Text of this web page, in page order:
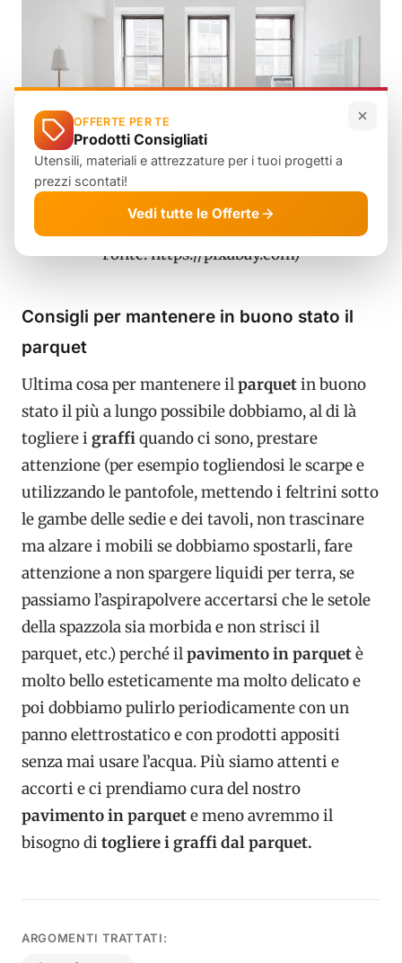
Fonte: https://pixabay.com)
Consigli per mantenere in buono stato il
parquet
Ultima cosa per mantenere ilparquetin buono
stato il più a lungo possibile dobbiamo, al di là
togliere i graffiquando ci sono, prestare
attenzione (per esempio togliendosi le scarpe e
utilizzando le pantofole, mettendo i feltrini sotto
le gambe delle sedie e dei tavoli, non trascinare
ma alzare i mobili se dobbiamo spostarli, fare
attenzione a non spargere liquidi per terra, se
passiamo l’aspirapolvere accertarsi che le setole
della spazzola sia morbida e non strisci il
parquet, etc.) perché ilpavimento in parquetè
molto bello esteticamente ma molto delicato e
poi dobbiamo pulirlo periodicamente con un
panno elettrostatico e con prodotti appositi
senza mai usare l’acqua. Più siamo attenti e
accorti e ci prendiamo cura del nostro
pavimento in parquete meno avremmo il
bisogno di togliere i graffi dal parquet.
ARGOMENTI TRATTATI:
OFFERTE PER TE
Prodotti Consigliati
Utensili, materiali e attrezzature per i tuoi progetti a
prezzi scontati!
Vedi tutte le Offerte